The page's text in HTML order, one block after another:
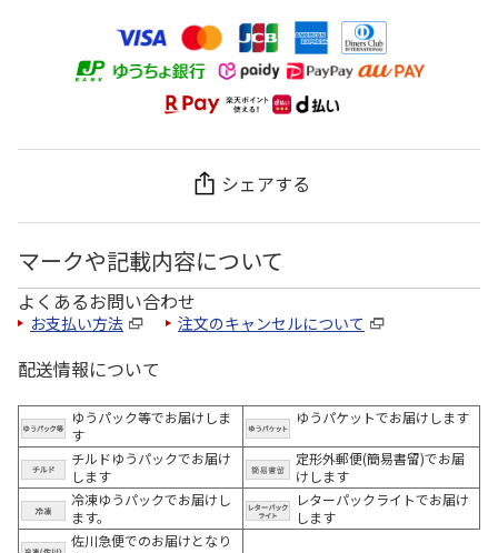
シェアする
マークや記載内容について
よくあるお問い合わせ
お支払い方法 注文のキャンセルについて
配送情報について
ゆうパック等でお届けしま
す
ゆうパケットでお届けします
チルドゆうパックでお届け
します
定形外郵便(簡易書留)でお届
けします
冷凍ゆうパックでお届けし
ます。
レターパックライトでお届け
します
佐川急便でのお届けとなり